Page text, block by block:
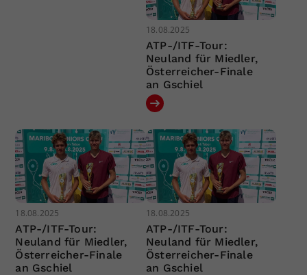
18.08.2025
ATP-/ITF-Tour:
Neuland für Miedler,
Österreicher-Finale
an Gschiel
18.08.2025
ATP-/ITF-Tour:
Neuland für Miedler,
Österreicher-Finale
an Gschiel
18.08.2025
ATP-/ITF-Tour:
Neuland für Miedler,
Österreicher-Finale
an Gschiel